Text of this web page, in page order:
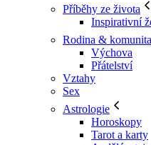
Příběhy ze života
Inspirativní
Rodina & komunita
Výchova
Přátelství
Vztahy
Sex
Astrologie
Horoskopy
Tarot a karty